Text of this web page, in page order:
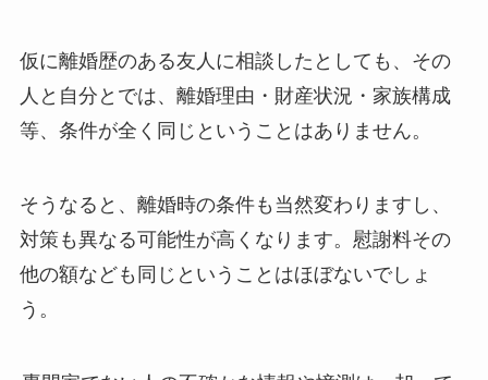
仮に離婚歴のある友人に相談したとしても、その
人と自分とでは、離婚理由・財産状況・家族構成
等、条件が全く同じということはありません。
そうなると、離婚時の条件も当然変わりますし、
対策も異なる可能性が高くなります。慰謝料その
他の額なども同じということはほぼないでしょ
う。